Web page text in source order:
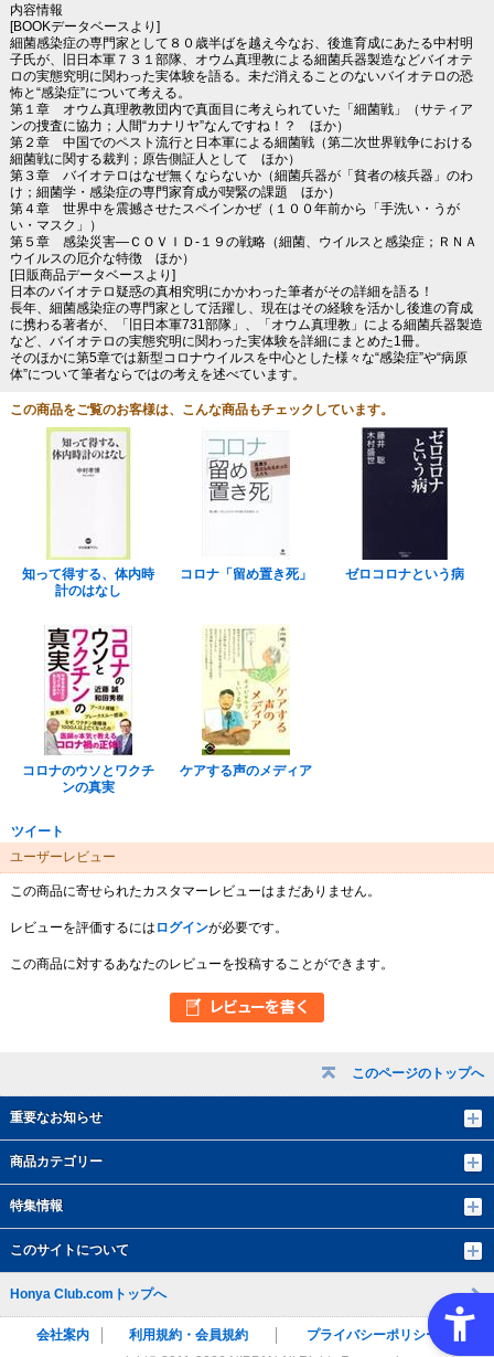
このページのトップへ
重要なお知らせ
商品カテゴリー
特集情報
このサイトについて
内容情報
[BOOKデータベースより]
細菌感染症の専門家として８０歳半ばを越え今なお、後進育成にあたる中村明
子氏が、旧日本軍７３１部隊、オウム真理教による細菌兵器製造などバイオテ
ロの実態究明に関わった実体験を語る。未だ消えることのないバイオテロの恐
怖と“感染症”について考える。
第１章 オウム真理教教団内で真面目に考えられていた「細菌戦」（サティア
ンの捜査に協力；人間“カナリヤ”なんですね！？ ほか）
第２章 中国でのペスト流行と日本軍による細菌戦（第二次世界戦争における
細菌戦に関する裁判；原告側証人として ほか）
第３章 バイオテロはなぜ無くならないか（細菌兵器が「貧者の核兵器」のわ
け；細菌学・感染症の専門家育成が喫緊の課題 ほか）
第４章 世界中を震撼させたスペインかぜ（１００年前から「手洗い・うが
い・マスク」）
第５章 感染災害―ＣＯＶＩＤ‐１９の戦略（細菌、ウイルスと感染症；ＲＮＡ
ウイルスの厄介な特徴 ほか）
[日販商品データベースより]
日本のバイオテロ疑惑の真相究明にかかわった筆者がその詳細を語る！
長年、細菌感染症の専門家として活躍し、現在はその経験を活かし後進の育成
に携わる著者が、「旧日本軍731部隊」、「オウム真理教」による細菌兵器製造
など、バイオテロの実態究明に関わった実体験を詳細にまとめた1冊。
そのほかに第5章では新型コロナウイルスを中心とした様々な“感染症”や“病原
体”について筆者ならではの考えを述べています。
この商品をご覧のお客様は、こんな商品もチェックしています。
知って得する、体内時
計のはなし
コロナ「留め置き死」 ゼロコロナという病
コロナのウソとワクチ
ンの真実
ケアする声のメディア
ツイート
ユーザーレビュー
この商品に寄せられたカスタマーレビューはまだありません。
レビューを評価するには ログインが必要です。
この商品に対するあなたのレビューを投稿することができます。
Honya Club.comトップへ
会社案内 利用規約・会員規約
プライバシーポリシー